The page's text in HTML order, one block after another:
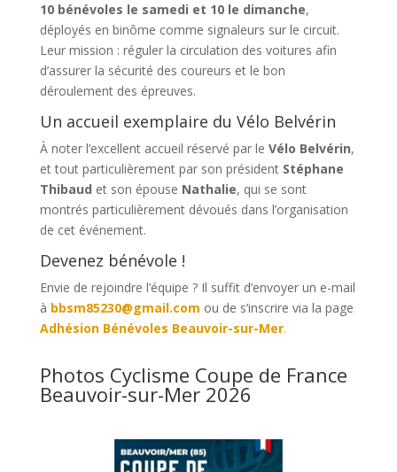
10 bénévoles le samedi et 10 le dimanche,
déployés en binôme comme signaleurs sur le circuit.
Leur mission : réguler la circulation des voitures afin
d’assurer la sécurité des coureurs et le bon
déroulement des épreuves.
Un accueil exemplaire du Vélo Belvérin
À noter l’excellent accueil réservé par le Vélo Belvérin,
et tout particulièrement par son président Stéphane
Thibaud et son épouse Nathalie, qui se sont
montrés particulièrement dévoués dans l’organisation
de cet événement.
Devenez bénévole !
Envie de rejoindre l’équipe ? Il suffit d’envoyer un e-mail
à bbsm85230@gmail.com ou de s’inscrire via la page
Adhésion Bénévoles Beauvoir-sur-Mer.
Photos Cyclisme Coupe de France
Beauvoir-sur-Mer 2026